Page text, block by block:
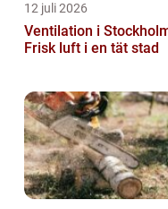
12 juli 2026
Ventilation i
Frisk luft i en tät stad